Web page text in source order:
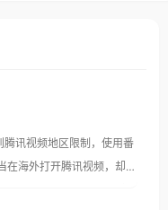
讯视频地区限制，使用番